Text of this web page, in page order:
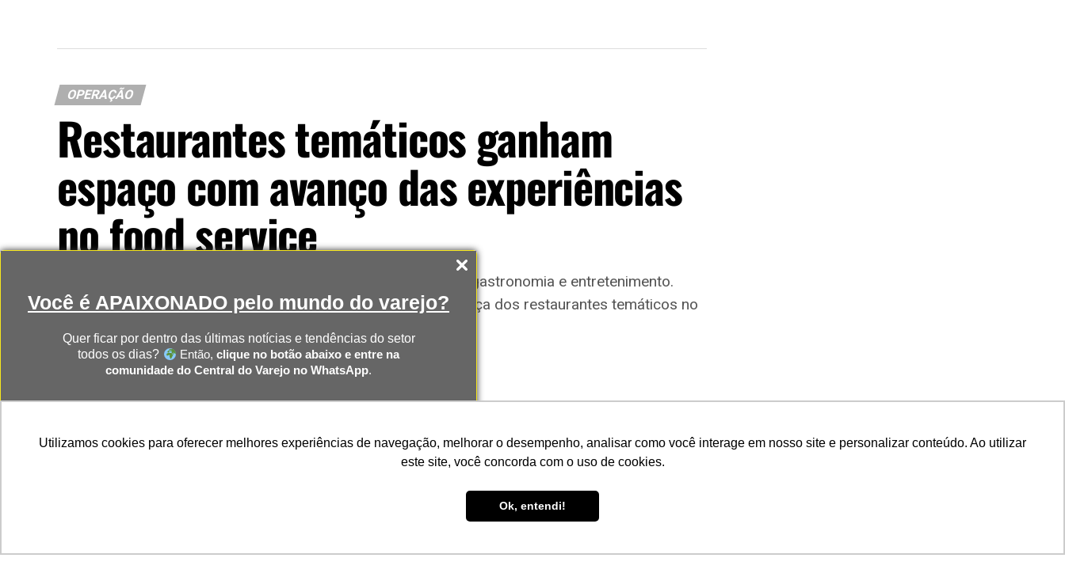
Você é APAIXONADO pelo mundo do varejo?
Quer ficar por dentro das últimas notícias e tendências do setor
todos os dias?
Então, clique no botão abaixo e entre na
comunidade do Central do Varejo no WhatsApp.
NOTÍCIAS DIRETO NO SEU WHATSAPP
Utilizamos cookies para oferecer melhores experiências de navegação, melhorar o desempenho, analisar como você interage em nosso site e personalizar conteúdo. Ao utilizar
este site, você concorda com o uso de cookies.
Ok, entendi!
OPERAÇÃO
Restaurantes temáticos ganham
espaço com avanço das experiências
no food service
Consumidores buscam cada vez mais experiências que unem gastronomia e entretenimento.
Nesse cenário, novas operações licenciadas ampliam a presença dos restaurantes temáticos no